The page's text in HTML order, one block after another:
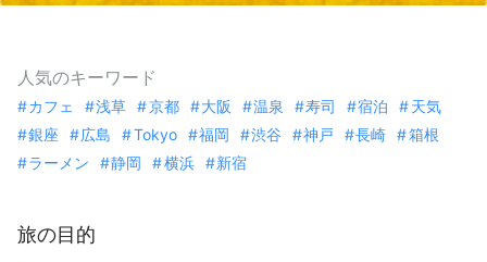
人気のキーワード
カフェ 浅草 京都 大阪 温泉 寿司 宿泊
天気
銀座
広島 Tokyo 福岡 渋谷 神戸 長崎
箱根
ラーメン
静岡 横浜 新宿
旅の目的